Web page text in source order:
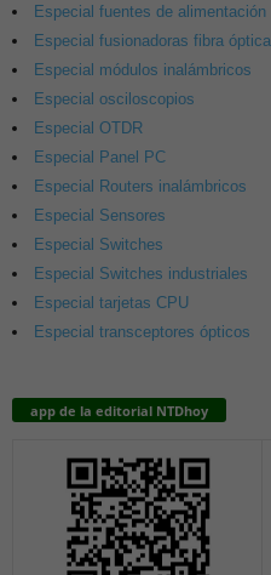
Especial fuentes de alimentación
Especial fusionadoras fibra óptica
Especial módulos inalámbricos
Especial osciloscopios
Especial OTDR
Especial Panel PC
Especial Routers inalámbricos
Especial Sensores
Especial Switches
Especial Switches industriales
Especial tarjetas CPU
Especial transceptores ópticos
app de la editorial NTDhoy